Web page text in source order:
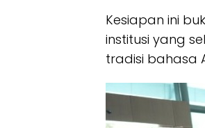
Kesiapan ini
institusi yang
tradisi bahasa